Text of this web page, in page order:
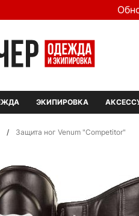
ЭКИПИРОВКА
/ Защита ног Venum "Competitor"